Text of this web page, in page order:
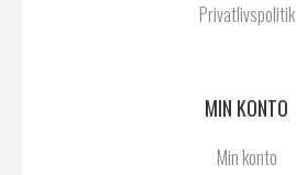
Privatlivspolitik
MIN KONTO
Min konto